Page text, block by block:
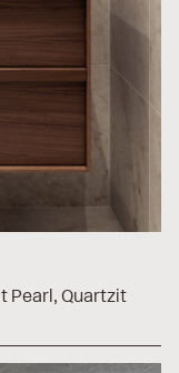
Pearl Quartzit